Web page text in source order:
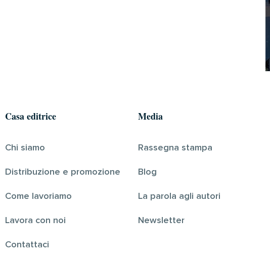
Casa editrice
Chi siamo
Distribuzione e promozione
Come lavoriamo
Lavora con noi
Contattaci
Media
Rassegna stampa
Blog
La parola agli autori
Newsletter